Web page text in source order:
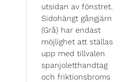
utsidan av fönstret.
Sidohängt gångjärn
(Grå) har endast
möjlighet att ställas
upp med tillvalen
spanjoletthandtag
och friktionsbroms